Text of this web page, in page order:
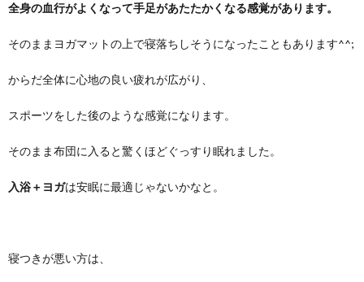
全身の血行がよくなって手足があたたかくなる感覚があります。
そのままヨガマットの上で寝落ちしそうになったこともあります^^;
からだ全体に心地の良い疲れが広がり、
スポーツをした後のような感覚になります。
そのまま布団に入ると驚くほどぐっすり眠れました。
入浴＋ヨガは安眠に最適じゃないかなと。
寝つきが悪い方は、